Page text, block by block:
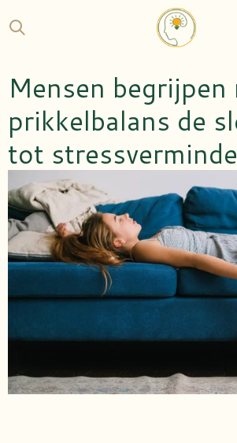
direct
hoofdinhoud
Mensen
prikkelbalans de
tot